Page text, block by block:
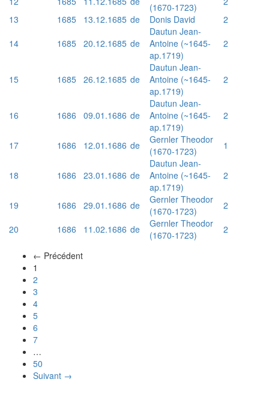
(1670-1723)
13
1685 13.12.1685 de Donis David
2
14
1685 20.12.1685 de
Dautun Jean-
Antoine (~1645-
ap.1719)
2
15 1685 26.12.1685 de
Dautun Jean-
Antoine (~1645-
ap.1719)
2
16 1686 09.01.1686 de
Dautun Jean-
Antoine (~1645-
ap.1719)
2
17 1686 12.01.1686 de
Gernler Theodor
(1670-1723)
1
18 1686 23.01.1686 de
Dautun Jean-
Antoine (~1645-
ap.1719)
2
19 1686 29.01.1686 de
Gernler Theodor
(1670-1723)
2
20
1686 11.02.1686 de
Gernler Theodor
(1670-1723)
2
← Précédent
1
2
3
4
5
6
7
…
50
Suivant →